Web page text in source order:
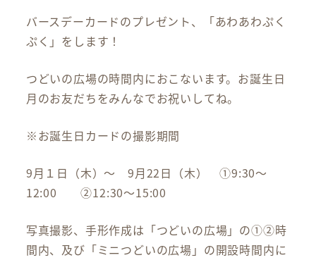
バースデーカードのプレゼント、「あわあわぷく
ぷく」をします！
つどいの広場の時間内におこないます。お誕生日
月のお友だちをみんなでお祝いしてね。
※お誕生日カードの撮影期間
9月１日（木）～ 9月22日（木） ①9:30～
12:00 ②12:30～15:00
写真撮影、手形作成は「つどいの広場」の①②時
間内、及び「ミニつどいの広場」の開設時間内に